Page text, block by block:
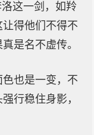
这一剑，如羚
得他们不得不
是名不虚传。
也是一变，不
行稳住身影，